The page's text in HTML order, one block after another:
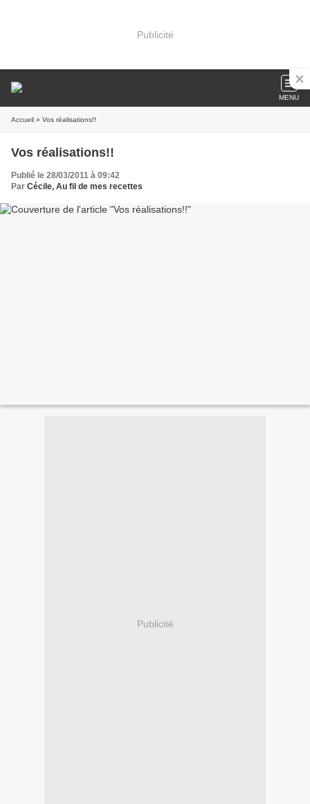
Publicité
MENU
Accueil » Vos réalisations!!
Vos réalisations!!
Publié le 28/03/2011 à 09:42
Par Cécile, Au fil de mes recettes
Publicité